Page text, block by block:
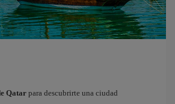
Qatar para descubrirte una ciudad